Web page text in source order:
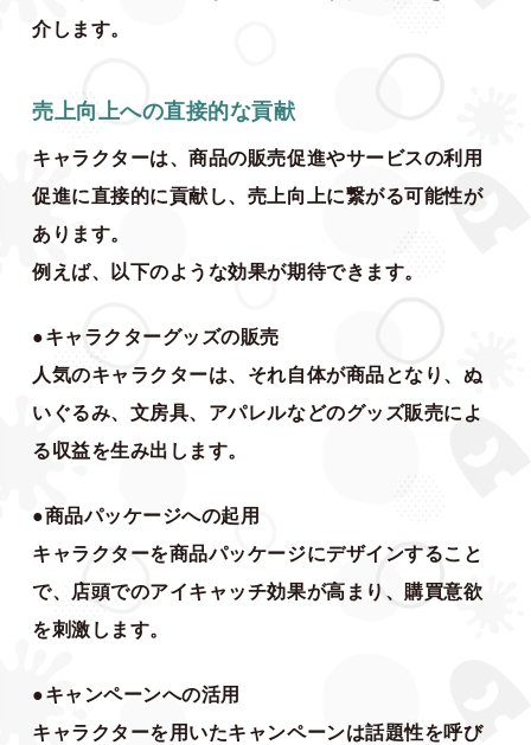
介します。
売上向上への直接的な貢献
キャラクターは、商品の販売促進やサービスの利用
促進に直接的に貢献し、売上向上に繋がる可能性が
あります。
例えば、以下のような効果が期待できます。
●キャラクターグッズの販売
人気のキャラクターは、それ自体が商品となり、ぬ
いぐるみ、文房具、アパレルなどのグッズ販売によ
る収益を生み出します。
●商品パッケージへの起用
キャラクターを商品パッケージにデザインすること
で、店頭でのアイキャッチ効果が高まり、購買意欲
を刺激します。
●キャンペーンへの活用
キャラクターを用いたキャンペーンは話題性を呼び